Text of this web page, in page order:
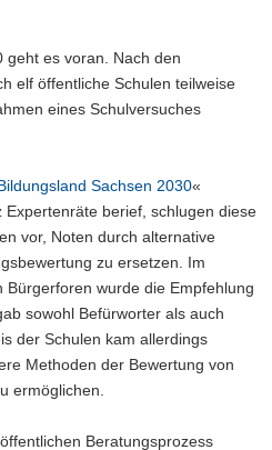
geht es voran. Nach den
elf öffentliche Schulen teilweise
eines Schulversuches
Sachsen 2030«
Expertenräte berief, schlugen diese
vor, Noten durch alternative
zu ersetzen. Im
wurde die Empfehlung
sowohl Befürworter als auch
der Schulen kam allerdings
Methoden der Bewertung von
ermöglichen.
Beratungsprozess